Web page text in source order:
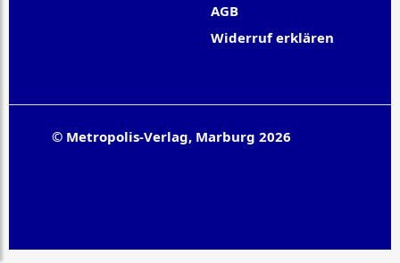
AGB
Widerruf erklären
© Metropolis-Verlag, Marburg 2026